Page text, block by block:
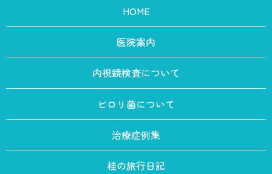
HOME
医院案内
内視鏡検査について
ピロリ菌について
治療症例集
桂の旅行日記